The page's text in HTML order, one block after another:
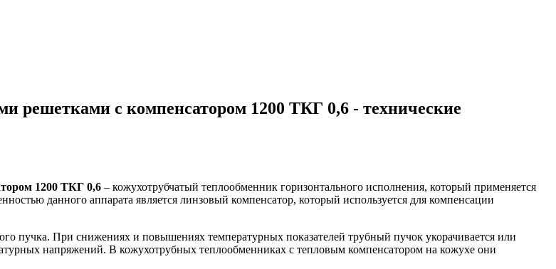
решетками с компенсатором 1200 ТКГ 0,6 - технические
1200 ТКГ 0,6 – кожухотрубчатый теплообменник горизонтального исполнения, который применяется
данного аппарата является линзовый компенсатор, который используется для компенсации
пучка. При снижениях и повышениях температурных показателей трубный пучок укорачивается или
напряжений. В кожухотрубных теплообменниках с тепловым компенсатором на кожухе они